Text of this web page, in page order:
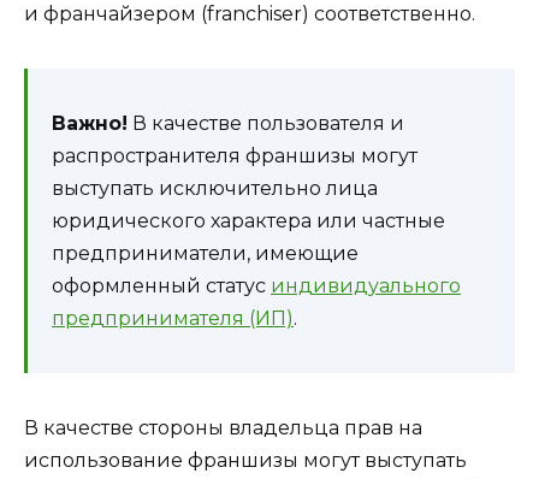
и франчайзером (franchiser) соответственно.
Важно! В качестве пользователя и
распространителя франшизы могут
выступать исключительно лица
юридического характера или частные
предприниматели, имеющие
оформленный статус индивидуального
предпринимателя (ИП).
В качестве стороны владельца прав на
использование франшизы могут выступать